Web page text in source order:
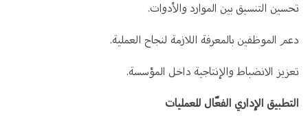
تحسين التنسيق بين الموارد والأدوات.
دعم الموظفين بالمعرفة اللازمة لنجاح العملية.
تعزيز الانضباط والإنتاجية داخل المؤسسة.
التطبيق الإداري الفعّال للعمليات